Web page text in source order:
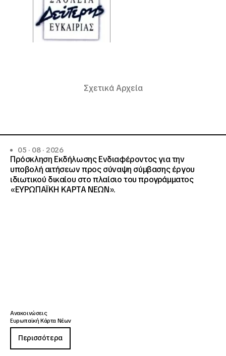
Σχετικά Αρχεία
05 · 08 · 2026
Πρόσκληση Εκδήλωσης Ενδιαφέροντος για την
υποβολή αιτήσεων προς σύναψη σύμβασης έργου
ιδιωτικού δικαίου στο πλαίσιο του προγράμματος
«ΕΥΡΩΠΑΪΚΗ ΚΑΡΤΑ ΝΕΩΝ».
Ανακοινώσεις
Ευρωπαϊκή Κάρτα Νέων
Περισσότερα